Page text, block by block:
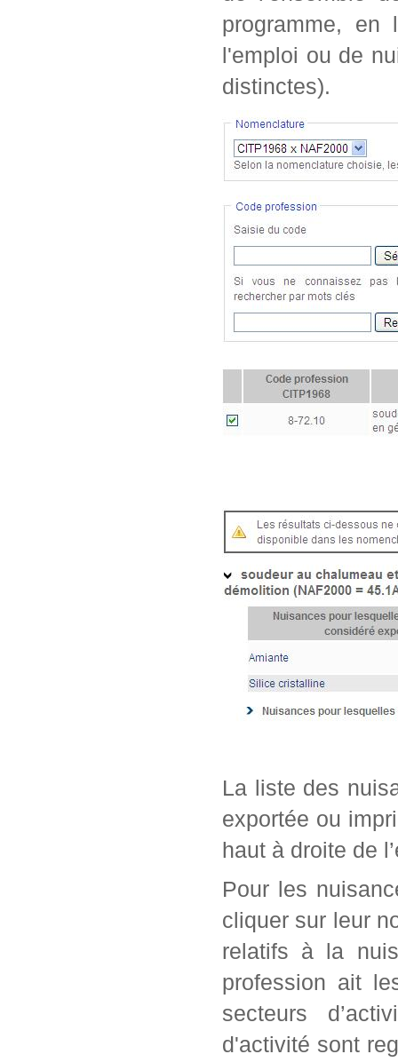
programme, en
l'emploi ou de
distinctes).
La liste des
exportée ou
haut à droite de
Pour les
cliquer sur leur
relatifs à la
profession ait
secteurs
d'activité sont